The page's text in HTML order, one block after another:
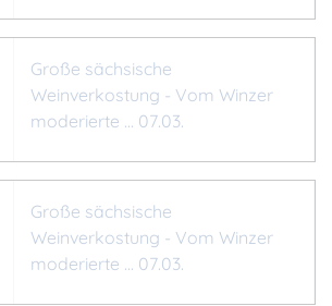
Große sächsische
Weinverkostung - Vom Winzer
moderierte ... 07.03.
Große sächsische
Weinverkostung - Vom Winzer
moderierte ... 07.03.